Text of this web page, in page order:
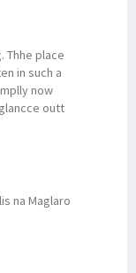
Thhe place
in such a
now
outt
na Maglaro